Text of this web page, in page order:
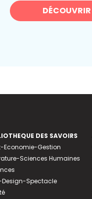
DÉCOUVRIR
DES SAVOIRS
Economie-Gestion
Sciences Humaines
Design-Spectacle